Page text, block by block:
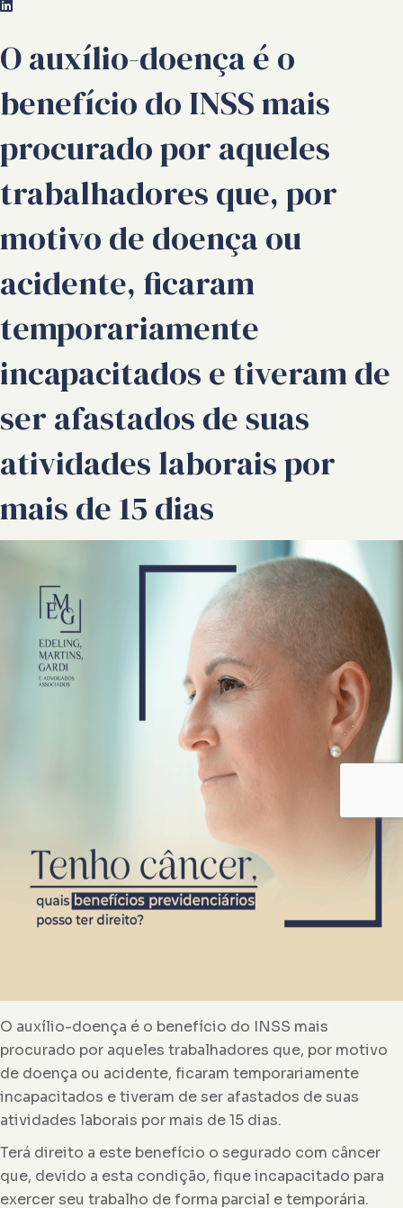
O auxílio-doença é o
benefício do INSS mais
procurado por aqueles
trabalhadores que, por
motivo de doença ou
acidente, ficaram
temporariamente
incapacitados e tiveram de
ser afastados de suas
atividades laborais por
mais de 15 dias
O auxílio-doença é o benefício do INSS mais
procurado por aqueles trabalhadores que, por motivo
de doença ou acidente, ficaram temporariamente
incapacitados e tiveram de ser afastados de suas
atividades laborais por mais de 15 dias.
Terá direito a este benefício o segurado com câncer
que, devido a esta condição, fique incapacitado para
exercer seu trabalho de forma parcial e temporária.